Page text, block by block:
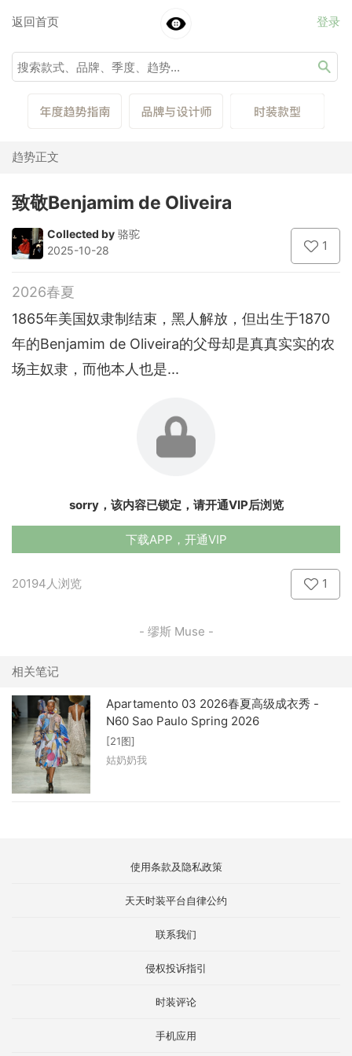
返回首页 登录
趋势正文
致敬Benjamim de Oliveira
Collected by 骆驼
2025-10-28
1
2026春夏
1865年美国奴隶制结束，黑人解放，但出生于1870
年的Benjamim de Oliveira的父母却是真真实实的农
场主奴隶，而他本人也是...
sorry，该内容已锁定，请开通VIP后浏览
下载APP，开通VIP
20194人浏览 1
- 缪斯 Muse -
相关笔记
Apartamento 03 2026春夏高级成衣秀 -
N60 Sao Paulo Spring 2026
[21图]
姑奶奶我
使用条款及隐私政策
天天时装平台自律公约
联系我们
侵权投诉指引
时装评论
手机应用